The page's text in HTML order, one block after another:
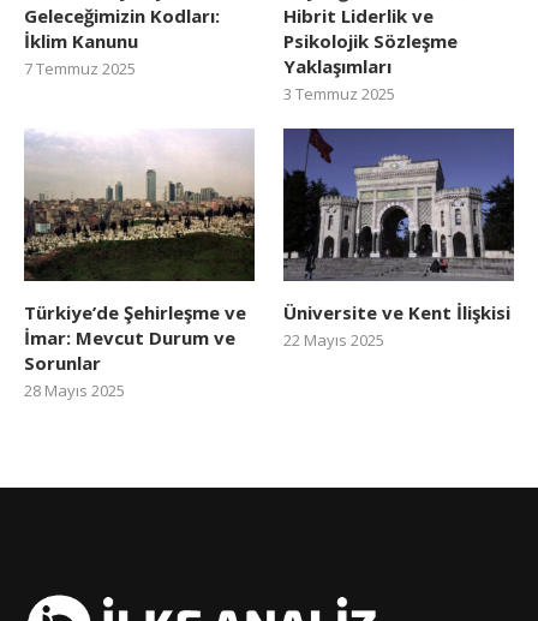
Geleceğimizin Kodları:
İklim Kanunu
7 Temmuz 2025
Hibrit Liderlik ve
Psikolojik Sözleşme
Yaklaşımları
3 Temmuz 2025
Türkiye’de Şehirleşme ve
İmar: Mevcut Durum ve
Sorunlar
28 Mayıs 2025
Üniversite ve Kent İlişkisi
22 Mayıs 2025